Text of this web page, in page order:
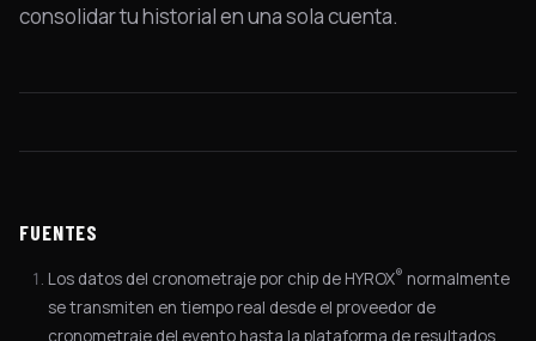
consolidar tu historial en una sola cuenta.
FUENTES
Los datos del cronometraje por chip de HYROX® normalmente
se transmiten en tiempo real desde el proveedor de
cronometraje del evento hasta la plataforma de resultados